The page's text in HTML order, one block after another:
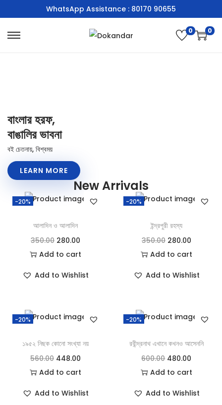
WhatsApp Assistance : 80170 90655
0 0
বাংলার হরফ,
বাঙালির ভাবনা
বই চেতনায়, বিশ্বময়
LEARN MORE
New Arrivals
-20%
আলাদিন ও আলাদিন
350.00 280.00
Add to cart
Add to Wishlist
-20%
ইন্দ্রপুরী রহস্য
350.00 280.00
Add to cart
Add to Wishlist
-20%
১৯৫২ নিছক কোনো সংখ্যা নয়
560.00 448.00
Add to cart
Add to Wishlist
-20%
রবীন্দ্রনাথ এখানে কখনও আসেননি
600.00 480.00
Add to cart
Add to Wishlist